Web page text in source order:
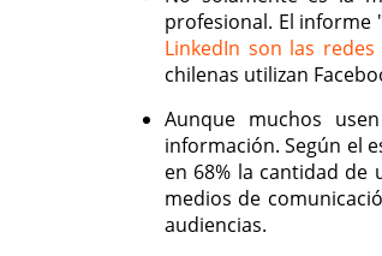
profesional. El informe
LinkedIn son las
chilenas utilizan
Aunque muchos
información. Según el
en 68% la cantidad de
medios de
audiencias.